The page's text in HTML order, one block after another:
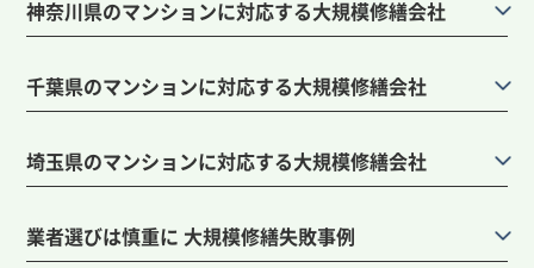
神奈川県のマンションに対応する大規模修繕会社
千葉県のマンションに対応する大規模修繕会社
埼玉県のマンションに対応する大規模修繕会社
業者選びは慎重に 大規模修繕失敗事例